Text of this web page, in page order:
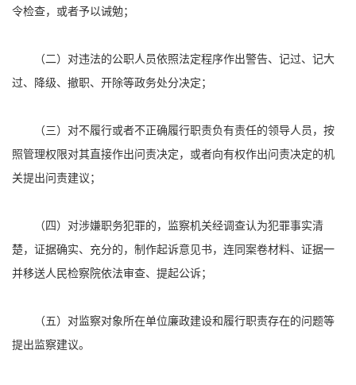
令检查，或者予以诫勉；
（二）对违法的公职人员依照法定程序作出警告、记过、记大
过、降级、撤职、开除等政务处分决定；
（三）对不履行或者不正确履行职责负有责任的领导人员，按
照管理权限对其直接作出问责决定，或者向有权作出问责决定的机
关提出问责建议；
（四）对涉嫌职务犯罪的，监察机关经调查认为犯罪事实清
楚，证据确实、充分的，制作起诉意见书，连同案卷材料、证据一
并移送人民检察院依法审查、提起公诉；
（五）对监察对象所在单位廉政建设和履行职责存在的问题等
提出监察建议。